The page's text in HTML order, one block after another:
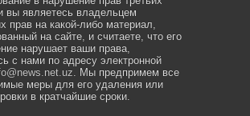
вы являетесь владельцем
прав на какой-либо материал,
на сайте, и считаете, что его
нарушает ваши права,
с нами по адресу электронной
. Мы предпримем все
меры для его удаления или
в кратчайшие сроки.